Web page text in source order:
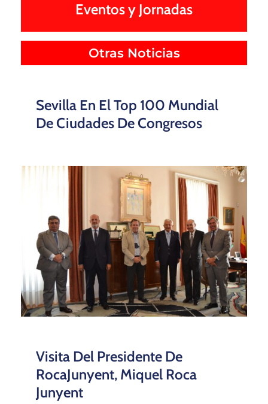
Eventos y Jornadas
Otras Noticias
Sevilla En El Top 100 Mundial
De Ciudades De Congresos
Visita Del Presidente De
RocaJunyent, Miquel Roca
Junyent